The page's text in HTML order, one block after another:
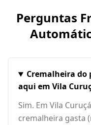
Perguntas
Cremalheira do
aqui em Vila
Sim. Em Vila
cremalheira gasta